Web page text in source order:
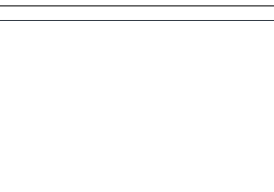
TRAJET (FO)2.7 V6 127 173